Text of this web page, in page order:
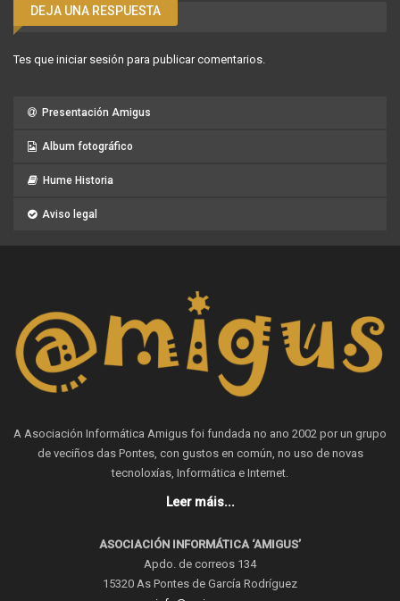
DEJA UNA RESPUESTA
Tes que iniciar sesión para publicar comentarios.
Presentación Amigus
Album fotográfico
Hume Historia
Aviso legal
A Asociación Informática Amigus foi fundada no ano 2002 por un grupo
de veciños das Pontes, con gustos en común, no uso de novas
tecnoloxías, Informática e Internet.
Leer máis...
ASOCIACIÓN INFORMÁTICA ‘AMIGUS’
Apdo. de correos 134
15320 As Pontes de García Rodríguez